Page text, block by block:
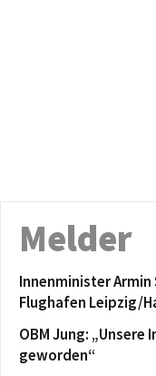
Melder
Innenminister Armin
Flughafen Leipzig/
OBM Jung:
geworden“